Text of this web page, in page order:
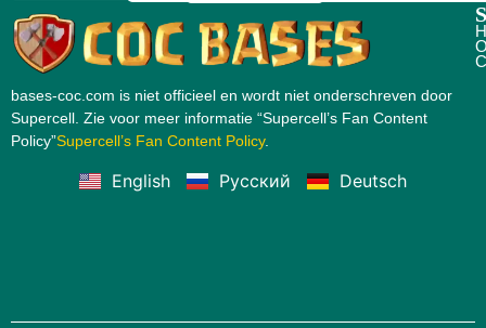
bases-coc.com is niet officieel en wordt niet onderschreven door
Supercell. Zie voor meer informatie “Supercell’s Fan Content
Policy”Supercell’s Fan Content Policy.
English Русский Deutsch